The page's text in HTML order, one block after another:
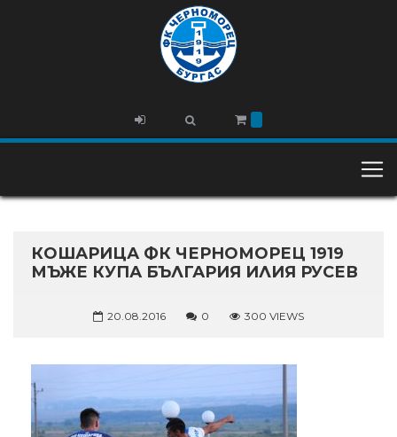
КОШАРИЦА ФК ЧЕРНОМОРЕЦ 1919
МЪЖЕ КУПА БЪЛГАРИЯ ИЛИЯ РУСЕВ
20.08.2016 0 300 VIEWS